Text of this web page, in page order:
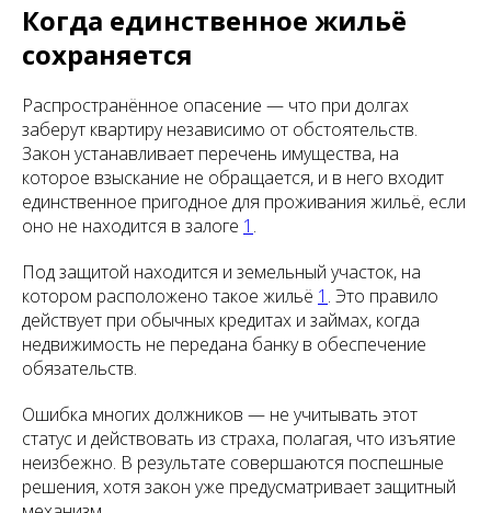
Когда единственное жильё
сохраняется
Распространённое опасение — что при долгах
заберут квартиру независимо от обстоятельств.
Закон устанавливает перечень имущества, на
которое взыскание не обращается, и в него входит
единственное пригодное для проживания жильё, если
оно не находится в залоге 1 .
Под защитой находится и земельный участок, на
котором расположено такое жильё 1 . Это правило
действует при обычных кредитах и займах, когда
недвижимость не передана банку в обеспечение
обязательств.
Ошибка многих должников — не учитывать этот
статус и действовать из страха, полагая, что изъятие
неизбежно. В результате совершаются поспешные
решения, хотя закон уже предусматривает защитный